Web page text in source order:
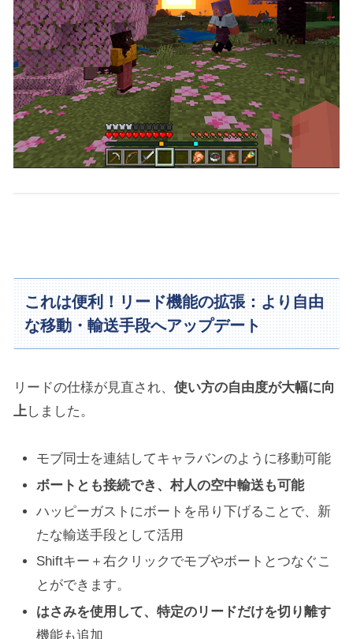
これは便利！リード機能の拡張：より自由
な移動・輸送手段へアップデート
リードの仕様が見直され、 使い方の自由度が大幅に向
上 しました。
モブ同士を連結してキャラバンのように移動可能
ボートとも接続でき、村人の空中輸送も可能
ハッピーガストにボートを吊り下げることで、新
たな輸送手段として活用
Shiftキー＋右クリックでモブやボートとつなぐこ
とができます。
はさみを使用して、特定のリードだけを切り離す
機能も追加